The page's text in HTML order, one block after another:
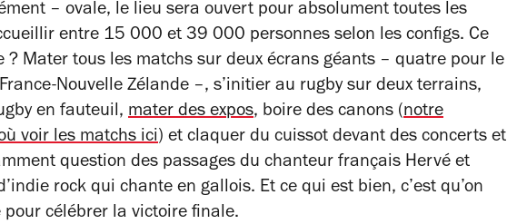
– ovale, le lieu sera ouvert pour absolument toutes les
entre 15 000 et 39 000 personnes selon les configs. Ce
? Mater tous les matchs sur deux écrans géants – quatre pour le
Nouvelle Zélande –, s’initier au rugby sur deux terrains,
en fauteuil, mater des expos, boire des canons (notre
voir les matchs ici) et claquer du cuissot devant des concerts et
question des passages du chanteur français Hervé et
rock qui chante en gallois. Et ce qui est bien, c’est qu’on
célébrer la victoire finale.